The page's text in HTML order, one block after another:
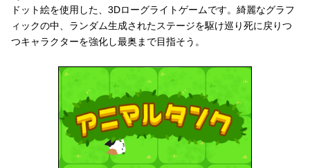
ドット絵を使用した、3Dローグライトゲームです。綺麗なグラフ
ィックの中、ランダム生成されたステージを駆け巡り死に戻りつ
つキャラクターを強化し最奥まで目指そう。